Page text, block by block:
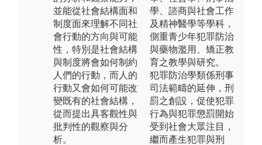
並能從社會結構面和
制度面來理解不同社
會行動的方向與可能
性，特別是社會結構
與制度將會如何制約
人們的行動，而人的
行動又會如何可能改
變既有的社會結構，
從而提出具客觀性與
批判性的觀察與分
析。
學、諮商與社會工作
及精神醫學等學科，
側重青少年犯罪防治
與藥物濫用、矯正教
育之教學與研究。
犯罪防治學類係刑事
司法範疇的延伸，刑
罰之創設，促使犯罪
行為與犯罪懲罰開始
受到社會大眾注目，
繼而產生犯罪與刑